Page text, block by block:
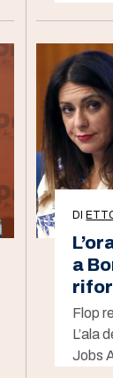
DI
a
Flop
L’ala
Jobs